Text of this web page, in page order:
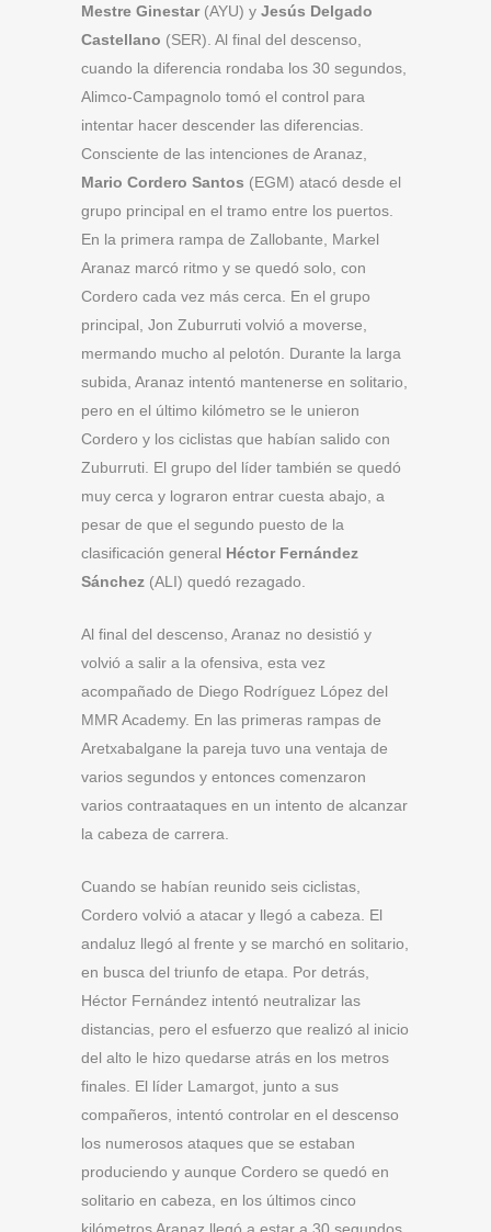
Mestre Ginestar(AYU) y Jesús Delgado
Castellano (SER). Al final del descenso,
cuando la diferencia rondaba los 30 segundos,
Alimco-Campagnolo tomó el control para
intentar hacer descender las diferencias.
Consciente de las intenciones de Aranaz,
Mario Cordero Santos (EGM) atacó desde el
grupo principal en el tramo entre los puertos.
En la primera rampa de Zallobante, Markel
Aranaz marcó ritmo y se quedó solo, con
Cordero cada vez más cerca. En el grupo
principal, Jon Zuburruti volvió a moverse,
mermando mucho al pelotón. Durante la larga
subida, Aranaz intentó mantenerse en solitario,
pero en el último kilómetro se le unieron
Cordero y los ciclistas que habían salido con
Zuburruti. El grupo del líder también se quedó
muy cerca y lograron entrar cuesta abajo, a
pesar de que el segundo puesto de la
clasificación general Héctor Fernández
Sánchez (ALI) quedó rezagado.
Al final del descenso, Aranaz no desistió y
volvió a salir a la ofensiva, esta vez
acompañado de Diego Rodríguez López del
MMR Academy. En las primeras rampas de
Aretxabalgane la pareja tuvo una ventaja de
varios segundos y entonces comenzaron
varios contraataques en un intento de alcanzar
la cabeza de carrera.
Cuando se habían reunido seis ciclistas,
Cordero volvió a atacar y llegó a cabeza. El
andaluz llegó al frente y se marchó en solitario,
en busca del triunfo de etapa. Por detrás,
Héctor Fernández intentó neutralizar las
distancias, pero el esfuerzo que realizó al inicio
del alto le hizo quedarse atrás en los metros
finales. El líder Lamargot, junto a sus
compañeros, intentó controlar en el descenso
los numerosos ataques que se estaban
produciendo y aunque Cordero se quedó en
solitario en cabeza, en los últimos cinco